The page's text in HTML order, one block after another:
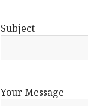
Subject
Your Message